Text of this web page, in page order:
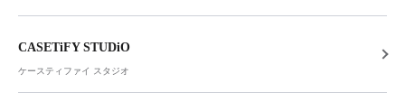
CASETiFY STUDiO
ケースティファイ スタジオ